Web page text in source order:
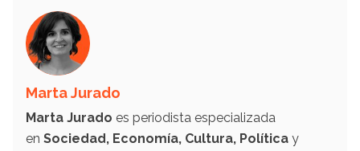
Marta Jurado
Marta Jurado es periodista especializada
en Sociedad, Economía, Cultura, Política y